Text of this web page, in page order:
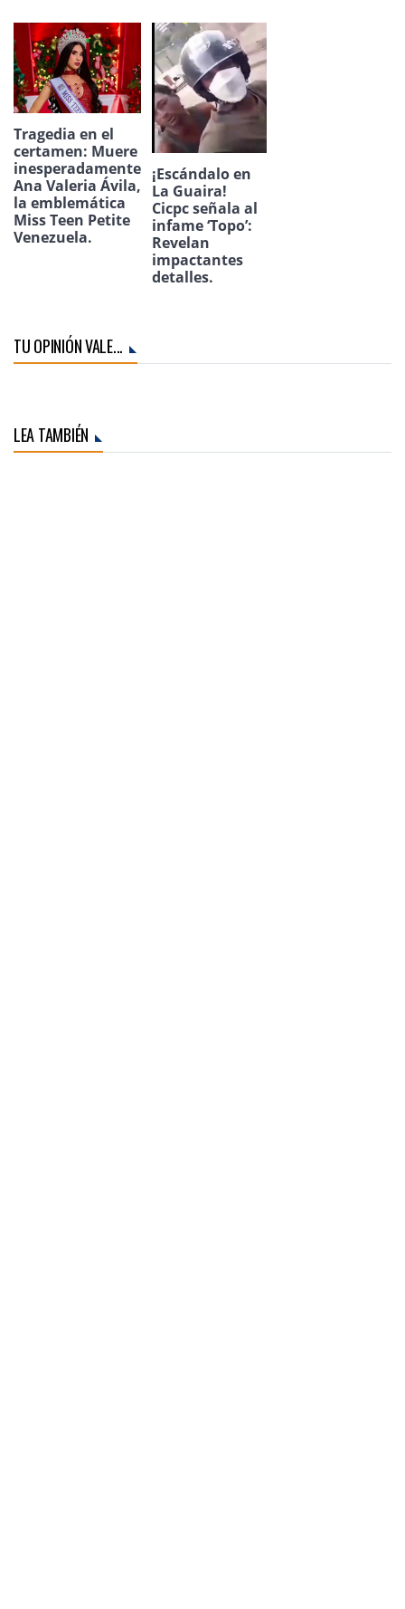
Tragedia en el
certamen: Muere
inesperadamente
Ana Valeria Ávila,
la emblemática
Miss Teen Petite
Venezuela.
¡Escándalo en
La Guaira!
Cicpc señala al
infame ‘Topo’:
Revelan
impactantes
detalles.
TU OPINIÓN VALE...
LEA TAMBIÉN